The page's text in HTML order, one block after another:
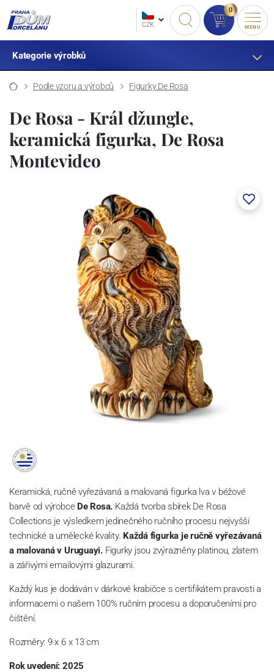
CZK
0
MENU
Kategorie výrobků
Podle vzoru a výrobců Figurky De Rosa
De Rosa - Král džungle,
keramická figurka, De Rosa
Montevideo
Keramická, ručně vyřezávaná a malovaná figurka lva v béžové
barvě od výrobce De Rosa. Každá tvorba sbírek De Rosa
Collections je výsledkem jedinečného ručního procesu nejvyšší
technické a umělecké kvality. Každá figurka je ručně vyřezávaná
a malovaná v Uruguayi.Figurky jsou zvýrazněny platinou, zlatem
a zářivými emailovými glazurami.
Každý kus je dodáván v dárkové krabičce s certifikátem pravosti a
informacemi o našem 100% ručním procesu a doporučeními pro
čištění.
Rozměry: 9x 6 x 13 cm
Rok uvedení: 2025